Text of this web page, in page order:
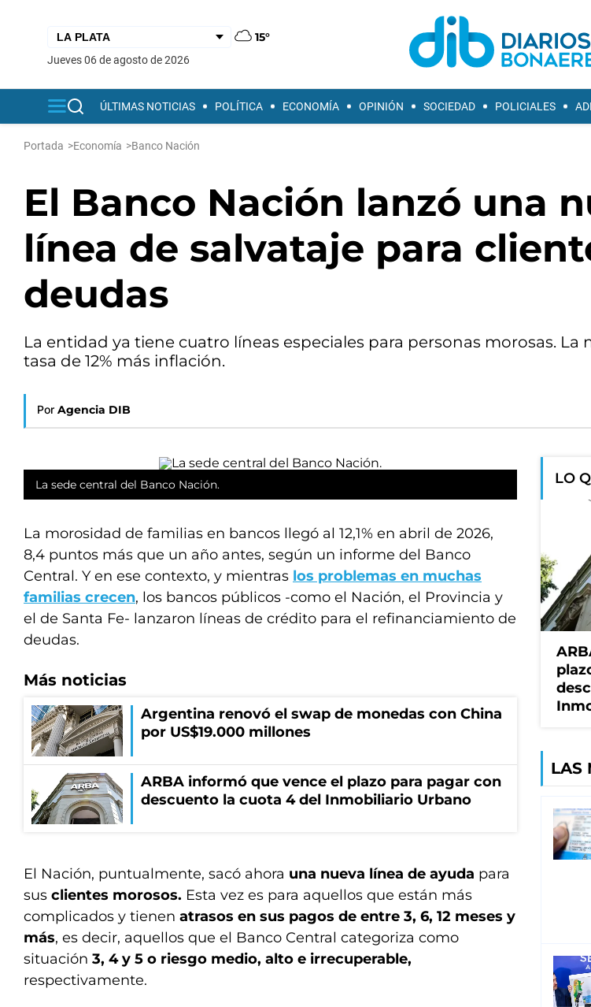
15°
jueves 06 de agosto de 2026
ÚLTIMAS NOTICIAS POLÍTICA ECONOMÍA OPINIÓN SOCIEDAD POLICIALES
Portada >Economía >Banco Nación
El Banco Nación lanzó una
línea de salvataje para
deudas
La entidad ya tiene cuatro líneas especiales para personas morosas. La
tasa de 12% más inflación.
Por Agencia DIB
La sede central del Banco Nación.
La morosidad de familias en bancos llegó al 12,1% en abril de 2026,
8,4 puntos más que un año antes, según un informe del Banco
Central. Y en ese contexto, y mientras los problemas en muchas
familias crecen, los bancos públicos -como el Nación, el Provincia y
el de Santa Fe- lanzaron líneas de crédito para el refinanciamiento de
deudas.
Más noticias
Argentina renovó el swap de monedas con China
por US$19.000 millones
ARBA informó que vence el plazo para pagar con
descuento la cuota 4 del Inmobiliario Urbano
El Nación, puntualmente, sacó ahora una nueva línea de ayuda para
sus clientes morosos. Esta vez es para aquellos que están más
complicados y tienen atrasos en sus pagos de entre 3, 6, 12 meses y
más, es decir, aquellos que el Banco Central categoriza como
situación 3, 4 y 5 o riesgo medio, alto e irrecuperable,
respectivamente.
LO
LAS